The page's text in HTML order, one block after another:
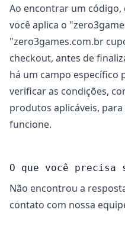
Ao encontrar um código,
você aplica o
"zero3games.com.br
checkout, antes de
há um campo específico
verificar as condições,
produtos aplicáveis,
funcione.
O que você precisa
Não encontrou a
contato com nossa